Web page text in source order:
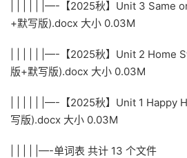
| | | | | |—-【2025秋】Unit 3 Same
+默写版).docx 大小 0.03M
| | | | | |—-【2025秋】Unit 2 Home
版+默写版).docx 大小 0.03M
| | | | | |—-【2025秋】Unit 1 Happy
写版).docx 大小 0.03M
| | | | |—-单词表 共计 13 个文件